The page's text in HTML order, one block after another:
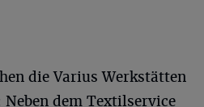
die Varius Werkstätten
Neben dem Textilservice